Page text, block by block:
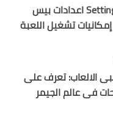
تحميل ملف Settings اعدادات بيس
تعرف على
عالم الجيمر